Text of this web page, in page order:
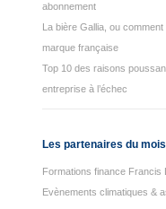
abonnement
La bière Gallia, ou
marque française
Top 10 des raisons
entreprise à l’échec
Les partenaires du mois
Formations finance Francis
Evènements climatiques &